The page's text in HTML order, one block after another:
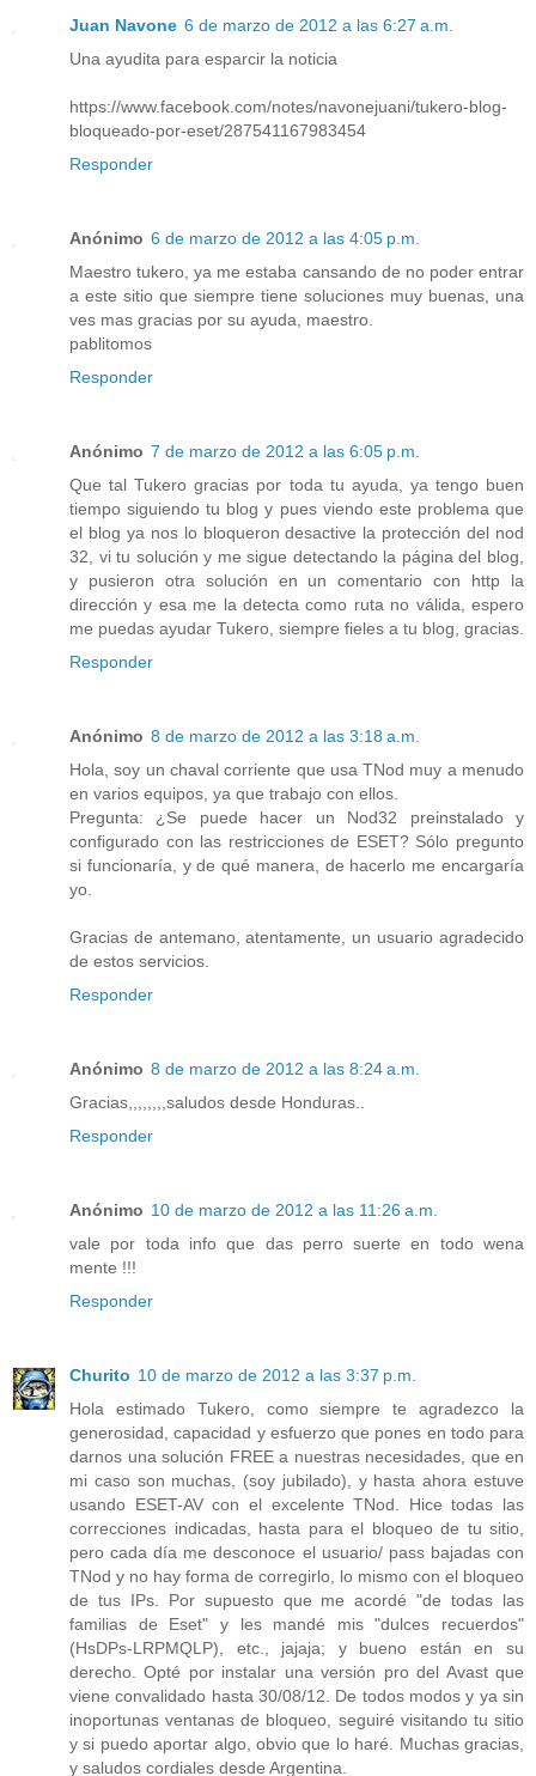
Juan Navone 6 de marzo de 2012 a las 6:27 a.m.
Una ayudita para esparcir la noticia
https://www.facebook.com/notes/navonejuani/tukero-blog-
bloqueado-por-eset/287541167983454
Responder
Anónimo 6 de marzo de 2012 a las 4:05 p.m.
Maestro tukero, ya me estaba cansando de no poder entrar
a este sitio que siempre tiene soluciones muy buenas, una
ves mas gracias por su ayuda, maestro.
pablitomos
Responder
Anónimo 7 de marzo de 2012 a las 6:05 p.m.
Que tal Tukero gracias por toda tu ayuda, ya tengo buen
tiempo siguiendo tu blog y pues viendo este problema que
el blog ya nos lo bloqueron desactive la protección del nod
32, vi tu solución y me sigue detectando la página del blog,
y pusieron otra solución en un comentario con http la
dirección y esa me la detecta como ruta no válida, espero
me puedas ayudar Tukero, siempre fieles a tu blog, gracias.
Responder
Anónimo 8 de marzo de 2012 a las 3:18 a.m.
Hola, soy un chaval corriente que usa TNod muy a menudo
en varios equipos, ya que trabajo con ellos.
Pregunta: ¿Se puede hacer un Nod32 preinstalado y
configurado con las restricciones de ESET? Sólo pregunto
si funcionaría, y de qué manera, de hacerlo me encargaría
yo.
Gracias de antemano, atentamente, un usuario agradecido
de estos servicios.
Responder
Anónimo 8 de marzo de 2012 a las 8:24 a.m.
Gracias,,,,,,,,saludos desde Honduras..
Responder
Anónimo 10 de marzo de 2012 a las 11:26 a.m.
vale por toda info que das perro suerte en todo wena
mente !!!
Responder
Churito 10 de marzo de 2012 a las 3:37 p.m.
Hola estimado Tukero, como siempre te agradezco la
generosidad, capacidad y esfuerzo que pones en todo para
darnos una solución FREE a nuestras necesidades, que en
mi caso son muchas, (soy jubilado), y hasta ahora estuve
usando ESET-AV con el excelente TNod. Hice todas las
correcciones indicadas, hasta para el bloqueo de tu sitio,
pero cada día me desconoce el usuario/ pass bajadas con
TNod y no hay forma de corregirlo, lo mismo con el bloqueo
de tus IPs. Por supuesto que me acordé "de todas las
familias de Eset" y les mandé mis "dulces recuerdos"
(HsDPs-LRPMQLP), etc., jajaja; y bueno están en su
derecho. Opté por instalar una versión pro del Avast que
viene convalidado hasta 30/08/12. De todos modos y ya sin
inoportunas ventanas de bloqueo, seguiré visitando tu sitio
y si puedo aportar algo, obvio que lo haré. Muchas gracias,
y saludos cordiales desde Argentina.